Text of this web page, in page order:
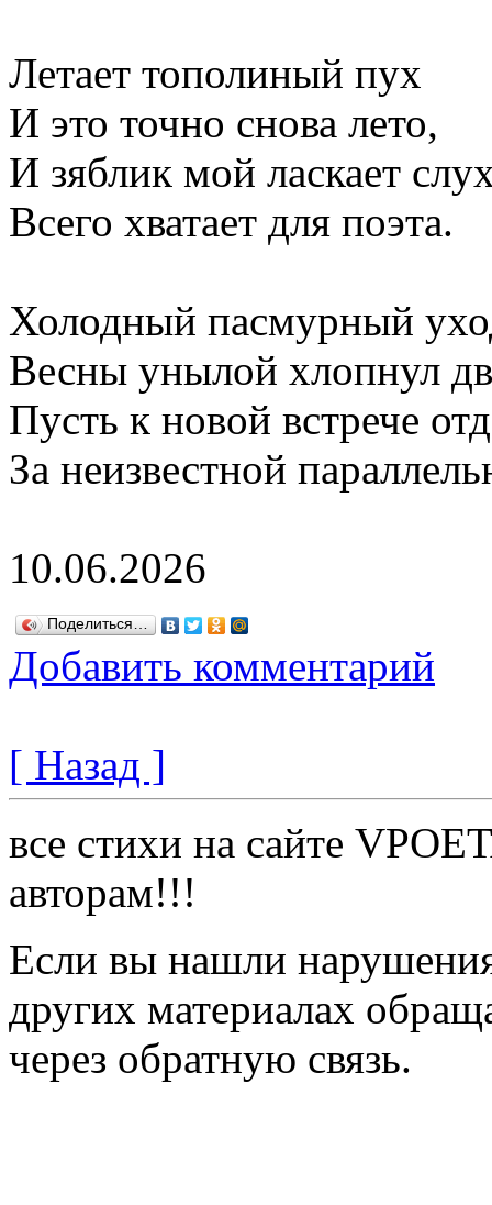
Летает тополиный пух
И это точно снова лето,
И зяблик мой ласкает
Всего хватает для поэта.
Холодный пасмурный
Весны унылой хлопнул
Пусть к новой встрече
За неизвестной
10.06.2026
Поделиться…
Добавить комментарий
[ Назад ]
все стихи на сайте
авторам!!!
Если вы нашли
других материалах
через обратную связь.